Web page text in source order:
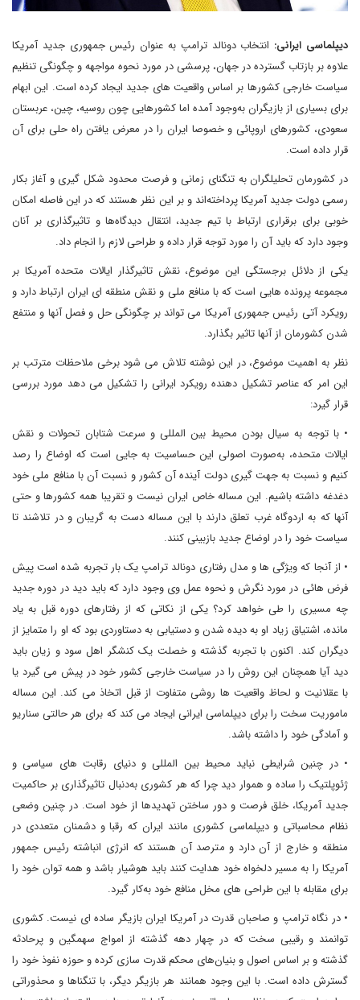
دیپلماسی ایرانی: انتخاب دونالد ترامپ به عنوان رئیس جمهوری جدید آمریکا
علاوه بر بازتاب گسترده در جهان، پرسشی در مورد نحوه مواجهه و چگونگی تنظیم
سیاست خارجی کشورها بر اساس واقعیت های جدید ایجاد کرده است. این ابهام
برای بسیاری از بازیگران به‌وجود آمده اما کشورهایی چون روسیه، چین، عربستان
سعودی، کشورهای اروپائی و خصوصا ایران را در معرض یافتن راه حلی برای آن
قرار داده است.
در کشورمان تحلیلگران به تنگنای زمانی و فرصت محدود شکل گیری و آغاز بکار
رسمی دولت جدید آمریکا پرداخته‌اند و بر این نظر هستند که در این فاصله امکان
خوبی برای برقراری ارتباط با تیم جدید، انتقال دیدگاه‌ها و تاثیرگذاری بر آنان
وجود دارد که باید آن را مورد توجه قرار داده و طراحی لازم را انجام داد.
یکی از دلائل برجستگی این موضوع، نقش تاثیرگذار ایالات متحده آمریکا بر
مجموعه پرونده هایی است که با منافع ملی و نقش منطقه ای ایران ارتباط دارد و
رویکرد آتی رئیس جمهوری آمریکا می تواند بر چگونگی حل و فصل آنها و منتفع
شدن کشورمان از آنها تاثیر بگذارد.
نظر به اهمیت موضوع، در این نوشته تلاش می شود برخی ملاحظات مترتب بر
این امر که عناصر تشکیل دهنده رویکرد ایرانی را تشکیل می دهد مورد بررسی
قرار گیرد:
• با توجه به سیال بودن محیط بین المللی و سرعت شتابان تحولات و نقش
ایالات متحده، به‌صورت اصولی این حساسیت به جایی است که اوضاع را رصد
کنیم و نسبت به جهت گیری دولت آینده آن کشور و نسبت آن با منافع ملی خود
دغدغه داشته باشیم. این مساله خاص ایران نیست و تقریبا همه کشورها و حتی
آنها که به اردوگاه غرب تعلق دارند با این مساله دست به گریبان و در تلاشند تا
سیاست خود را در اوضاع جدید بازبینی کنند.
• از آنجا که ویژگی ها و مدل رفتاری دونالد ترامپ یک بار تجربه شده است پیش
فرض هائی در مورد نگرش و نحوه عمل وی وجود دارد که باید دید در دوره جدید
چه مسیری را طی خواهد کرد؟ یکی از نکاتی که از رفتارهای دوره قبل به یاد
مانده، اشتیاق زیاد او به دیده شدن و دستیابی به دستاوردی بود که او را متمایز از
دیگران کند. اکنون با تجربه گذشته و خصلت یک کنشگر اهل سود و زیان باید
دید آیا همچنان این روش را در سیاست خارجی کشور خود در پیش می گیرد یا
با عقلانیت و لحاظ واقعیت ها روشی متفاوت از قبل اتخاذ می کند. این مساله
ماموریت سخت را برای دیپلماسی ایرانی ایجاد می کند که برای هر حالتی سناریو
و آمادگی خود را داشته باشد.
• در چنین شرایطی نباید محیط بین المللی و دنیای رقابت های سیاسی و
ژئوپلتیک را ساده و هموار دید چرا که هر کشوری به‌دنبال تاثیرگذاری بر حاکمیت
جدید آمریکا، خلق فرصت و دور ساختن تهدیدها از خود است. در چنین وضعی
نظام محاسباتی و دیپلماسی کشوری مانند ایران که رقبا و دشمنان متعددی در
منطقه و خارج از آن دارد و مترصد آن هستند که انرژی انباشته رئیس جمهور
آمریکا را به مسیر دلخواه خود هدایت کنند باید هوشیار باشد و همه توان خود را
برای مقابله با این طراحی های مخل منافع خود به‌کار گیرد.
• در نگاه ترامپ و صاحبان قدرت در آمریکا ایران بازیگر ساده ای نیست. کشوری
توانمند و رقیبی سخت که در چهار دهه گذشته از امواج سهمگین و پرحادثه
گذشته و بر اساس اصول و بنیان‌های محکم قدرت سازی کرده و حوزه نفوذ خود را
گسترش داده است. با این وجود همانند هر بازیگر دیگر، با تنگناها و محذوراتی